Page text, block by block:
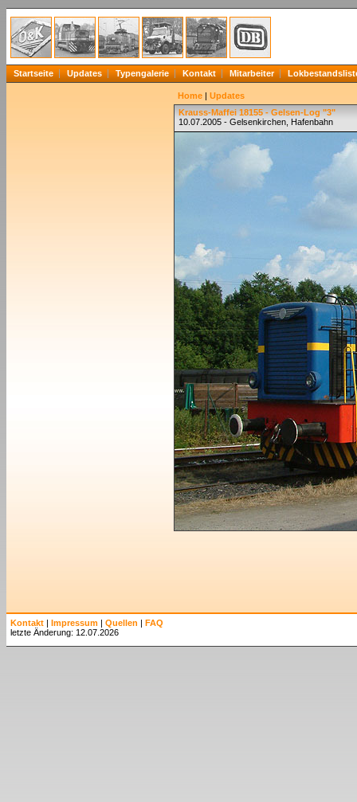
Startseite Updates Typengalerie Kontakt Mitarbeiter
Home | Updates
Krauss-Maffei 18155 - Gelsen-Log "3"
10.07.2005 - Gelsenkirchen, Hafenbahn
Kontakt | Impressum | Quellen | FAQ
letzte Änderung: 12.07.2026